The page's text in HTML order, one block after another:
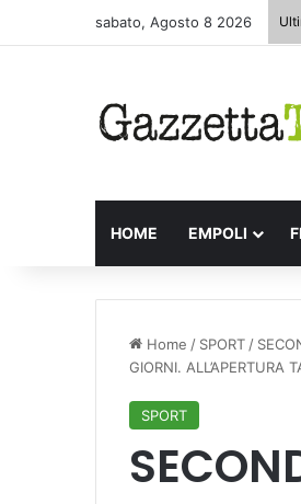
sabato, Agosto 8 2026
HOME EMPOLI
Home / SPORT /
GIORNI. ALL’APERTURA
SPORT